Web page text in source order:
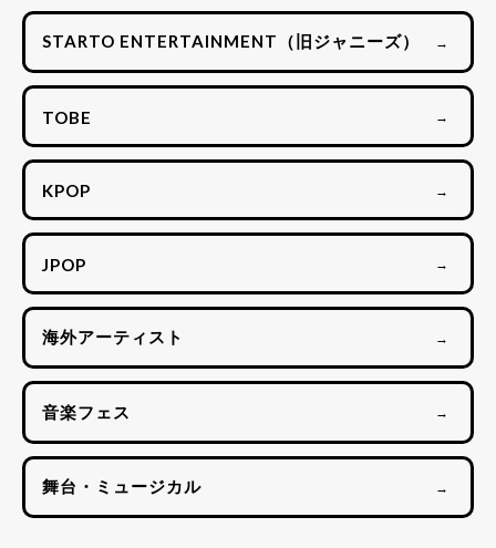
STARTO ENTERTAINMENT（旧ジャニーズ） →
TOBE →
KPOP →
JPOP →
海外アーティスト →
音楽フェス →
舞台・ミュージカル →